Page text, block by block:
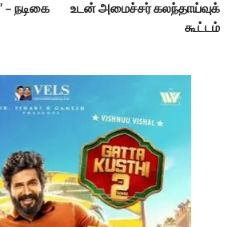
நடிகை
உடன் அமைச்சர் கலந்தாய்வுக்
கூட்டம்